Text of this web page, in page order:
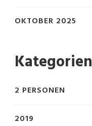
OKTOBER 2025
Kategorien
2 PERSONEN
2019